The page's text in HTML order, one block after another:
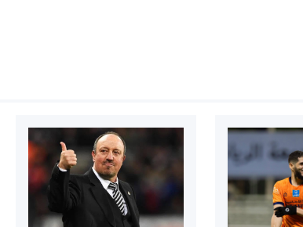
de Zinnbauer avant Al-Ahly SC